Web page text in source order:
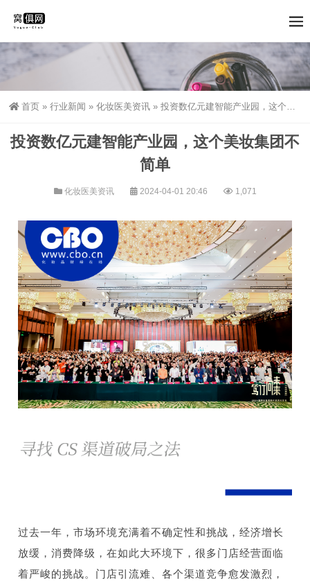
首页 » 行业新闻 » 化妆医美资讯 » 投资数亿元建智能产业园，这个美妆集团不简单
投资数亿元建智能产业园，这个美妆集团不
简单
化妆医美资讯 2024-04-01 20:46 1,071
过去一年，市场环境充满着不确定性和挑战，经济增长
放缓，消费降级，在如此大环境下，很多门店经营面临
着严峻的挑战。门店引流难、各个渠道竞争愈发激烈，